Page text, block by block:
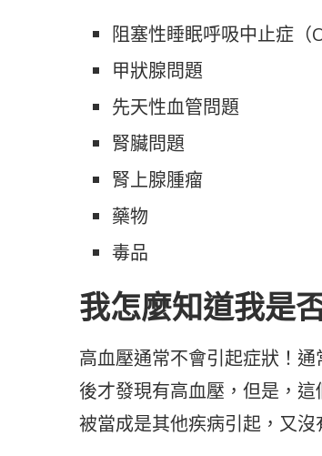
阻塞性睡眠呼吸中止症（
甲狀腺問題
先天性血管問題
腎臟問題
腎上腺腫瘤
藥物
毒品
我怎麼知道我是
高血壓通常不會引起症狀！
後才發現有高血壓，但是，
被當成是其他疾病引起，又沒